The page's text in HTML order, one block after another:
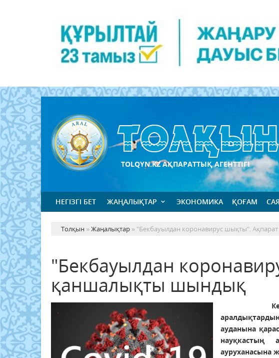
TOLQYN.KZ АҚПАРАТТЫҚ АГЕНТТІГІ
НЕГІЗГІ БЕТ ЖАҢАЛЫҚТАР ЭКОНОМИКА ҚОҒАМ
Толқын »Жаңалықтар » "Бекбауылдан коронавирус шықты".
"Бекбауылдан
қаншалықты шындық
Кешелі
ауданына
науқкастың
ауруханасына